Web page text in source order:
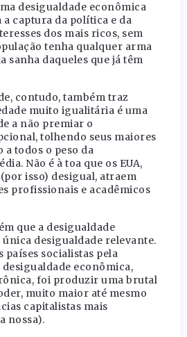
desigualdade econômica
captura da política e da
dos mais ricos, sem
tenha qualquer arma
sanha daqueles que já têm
contudo, também traz
muito igualitária é uma
a não premiar o
tolhendo seus maiores
todos o peso da
Não é à toa que os EUA,
isso) desigual, atraem
profissionais e acadêmicos
que a desigualdade
única desigualdade relevante.
países socialistas pela
econômica,
foi produzir uma brutal
muito maior até mesmo
capitalistas mais
nossa).